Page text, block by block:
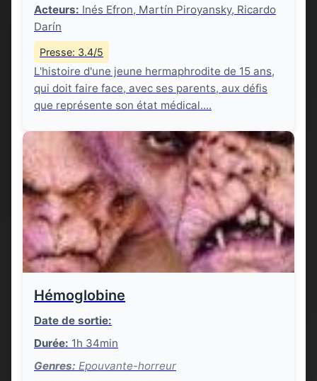
Acteurs: Inés Efron, Martín Piroyansky, Ricardo
Darín
Presse: 3.4/5
L'histoire d'une jeune hermaphrodite de 15 ans,
qui doit faire face, avec ses parents, aux défis
que représente son état médical....
Hémoglobine
Date de sortie:
Durée: 1h 34min
Genres: Epouvante-horreur